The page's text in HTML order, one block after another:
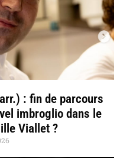
: fin de parcours
imbroglio dans le
Viallet ?